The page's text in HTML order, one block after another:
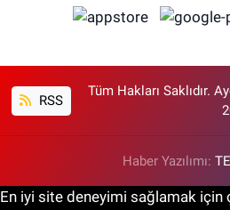
RSS
Tüm Hakları Saklıdır.
Haber Yazılımı:
En iyi site deneyimi sağlamak için